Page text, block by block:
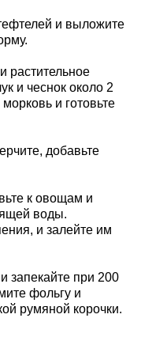
и выложите
растительное
и чеснок около 2
и готовьте
добавьте
к овощам и
воды.
и залейте им
запекайте при 200
фольгу и
румяной корочки.